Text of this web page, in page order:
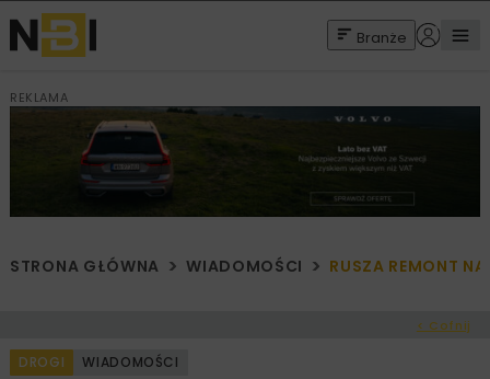
Branże
REKLAMA
STRONA GŁÓWNA WIADOMOŚCI RUSZA REMONT
< Cofnij
DROGI WIADOMOŚCI